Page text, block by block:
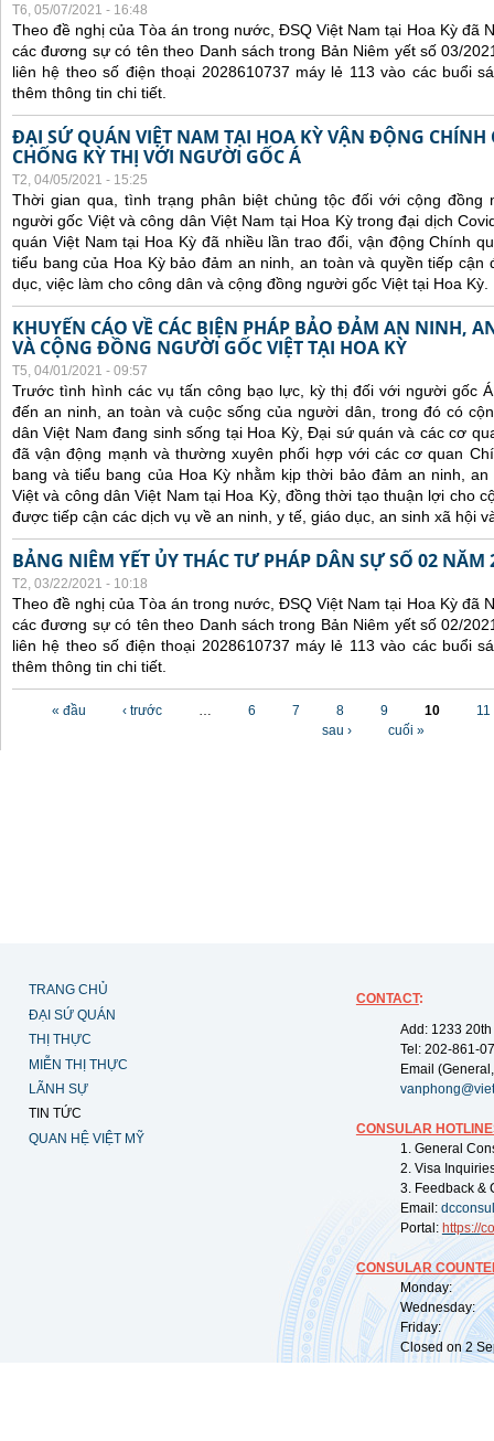
T6, 05/07/2021 - 16:48
Theo đề nghị của Tòa án trong nước, ĐSQ Việt Nam tại Hoa Kỳ đã
các đương sự có tên theo Danh sách trong Bản Niêm yết số 03/
liên hệ theo số điện thoại 2028610737 máy lẻ 113 vào các buổi
thêm thông tin chi tiết.
ĐẠI SỨ QUÁN VIỆT NAM TẠI HOA KỲ VẬN ĐỘNG CHÍNH
CHỐNG KỲ THỊ VỚI NGƯỜI GỐC Á
T2, 04/05/2021 - 15:25
Thời gian qua, tình trạng phân biệt chủng tộc đối với cộng đồng
người gốc Việt và công dân Việt Nam tại Hoa Kỳ trong đại dịch
quán Việt Nam tại Hoa Kỳ đã nhiều lần trao đổi, vận động Chính
tiểu bang của Hoa Kỳ bảo đảm an ninh, an toàn và quyền tiếp cận
dục, việc làm cho công dân và cộng đồng người gốc Việt tại Hoa Kỳ.
KHUYẾN CÁO VỀ CÁC BIỆN PHÁP BẢO ĐẢM AN NINH,
VÀ CỘNG ĐỒNG NGƯỜI GỐC VIỆT TẠI HOA KỲ
T5, 04/01/2021 - 09:57
Trước tình hình các vụ tấn công bạo lực, kỳ thị đối với người gốc
đến an ninh, an toàn và cuộc sống của người dân, trong đó có
dân Việt Nam đang sinh sống tại Hoa Kỳ,Đại sứ quán và các cơ
đãvận động mạnh và thường xuyên phối hợpvới cáccơ quan
bang và tiểu bang của Hoa Kỳ nhằm kịp thời bảo đảm an ninh,
Việtvà công dân Việt Nam tại Hoa Kỳ, đồng thời tạo thuận lợi cho
được tiếp cận các dịch vụ về an ninh, y tế, giáo dục, an sinh xã hội
BẢNG NIÊM YẾT ỦY THÁC TƯ PHÁP DÂN SỰ SỐ 02 NĂM
T2, 03/22/2021 - 10:18
Theo đề nghị của Tòa án trong nước, ĐSQ Việt Nam tại Hoa Kỳ đã
các đương sự có tên theo Danh sách trong Bản Niêm yết số 02/
liên hệ theo số điện thoại 2028610737 máy lẻ 113 vào các buổi
thêm thông tin chi tiết.
Các trang
« đầu ‹ trước … 6 7 8 9 10
11
sau ›
cuối »
TRANG CHỦ
ĐẠI SỨ QUÁN
THỊ THỰC
MIỄN THỊ THỰC
LÃNH SỰ
TIN TỨC
QUAN HỆ VIỆT MỸ
CONTACT:
Add: 1233
Tel: 202-861-
Email
CONSULAR
1. General
2. Visa
3. Feedback &
Email:
Portal: https://
CONSULAR
Monday:
Wednesday:
Friday:
Closed on 2